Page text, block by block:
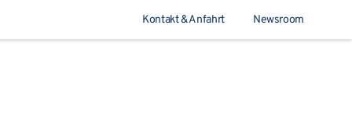
Kontakt & Anfahrt Newsroom